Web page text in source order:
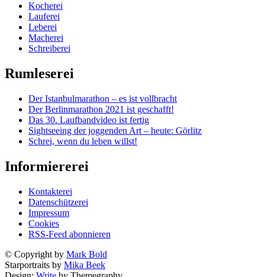
Kocherei
Lauferei
Leberei
Macherei
Schreiberei
Rumleserei
Der Istanbulmarathon – es ist vollbracht
Der Berlinmarathon 2021 ist geschafft!
Das 30. Laufbandvideo ist fertig
Sightseeing der joggenden Art – heute: Görlitz
Schrei, wenn du leben willst!
Informiererei
Kontakterei
Datenschützerei
Impressum
Cookies
RSS-Feed abonnieren
© Copyright by Mark Bold
Starportraits by Mika Beek